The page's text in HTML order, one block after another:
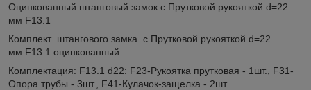
Оцинкованный штанговый замок с Прутковой рукояткой d=22
мм F13.1
Комплект штангового замка с Прутковой рукояткой d=22
мм F13.1 оцинкованный
Комплектация: F13.1 d22: F23-Рукоятка прутковая - 1шт., F31-
Опора трубы - 3шт., F41-Кулачок-защелка - 2шт.